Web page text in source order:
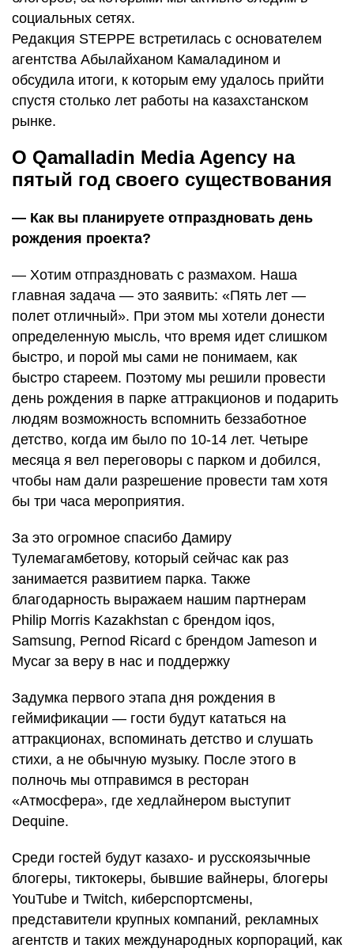
социальных сетях.
Редакция STEPPE встретилась с основателем
агентства Абылайханом Камаладином и
обсудила итоги, к которым ему удалось прийти
спустя столько лет работы на казахстанском
рынке.
О Qamalladin Media Agency на
пятый год своего существования
— Как вы планируете отпраздновать день
рождения проекта?
— Хотим отпраздновать с размахом. Наша
главная задача — это заявить: «Пять лет —
полет отличный». При этом мы хотели донести
определенную мысль, что время идет слишком
быстро, и порой мы сами не понимаем, как
быстро стареем. Поэтому мы решили провести
день рождения в парке аттракционов и подарить
людям возможность вспомнить беззаботное
детство, когда им было по 10-14 лет. Четыре
месяца я вел переговоры с парком и добился,
чтобы нам дали разрешение провести там хотя
бы три часа мероприятия.
За это огромное спасибо Дамиру
Тулемагамбетову, который сейчас как раз
занимается развитием парка. Также
благодарность выражаем нашим партнерам
Philip Morris Kazakhstan с брендом iqos,
Samsung, Pernod Ricard с брендом Jameson и
Mycar за веру в нас и поддержку
Задумка первого этапа дня рождения в
геймификации — гости будут кататься на
аттракционах, вспоминать детство и слушать
стихи, а не обычную музыку. После этого в
полночь мы отправимся в ресторан
«Атмосфера», где хедлайнером выступит
Dequine.
Среди гостей будут казахо- и русскоязычные
блогеры, тиктокеры, бывшие вайнеры, блогеры
YouTube и Twitch, киберспортсмены,
представители крупных компаний, рекламных
агентств и таких международных корпораций, как